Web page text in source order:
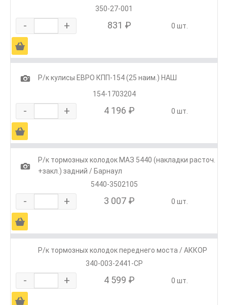
350-27-001
- + 831 ₽ 0 шт.
Ä
1
Р/к кулисы ЕВРО КПП-154 (25 наим.) НАШ
154-1703204
- + 4 196 ₽ 0 шт.
Ä
1
Р/к тормозных колодок МАЗ 5440 (накладки расточ.
+закл.) задний / Барнаул
5440-3502105
- + 3 007 ₽ 0 шт.
Ä
Р/к тормозных колодок переднего моста / АККОР
340-003-2441-СР
- + 4 599 ₽ 0 шт.
Ä